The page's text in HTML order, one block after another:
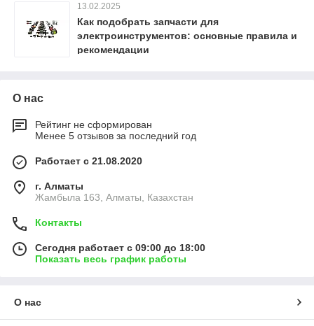
13.02.2025
Как подобрать запчасти для
электроинструментов: основные правила и
рекомендации
О нас
Рейтинг не сформирован
Менее 5 отзывов за последний год
Работает с 21.08.2020
г. Алматы
Жамбыла 163, Алматы, Казахстан
Контакты
Сегодня работает с 09:00 до 18:00
Показать весь график работы
О нас